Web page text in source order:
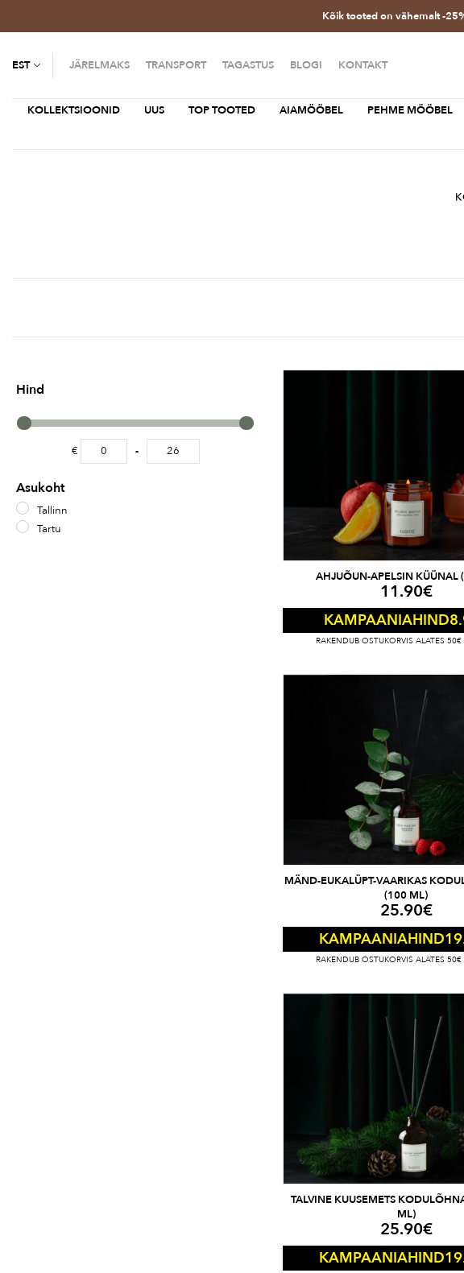
Kõik tooted on vähemalt -
EST JÄRELMAKS TRANSPORT TAGASTUS BLOGI KONTAKT
KOLLEKTSIOONID UUS TOP TOOTED AIAMÖÖBEL PEHME MÖÖBEL
Hind
€
Minimum Price
-
Maximum Price
Asukoht
Tallinn
Tartu
AHJUÕUN-APELSIN KÜÜNAL
11.90€
KAMPAANIAHIND
RAKENDUB OSTUKORVIS ALATES
MÄND-EUKALÜPT-VAARIKAS
(100 ML)
25.90€
KAMPAANIAHIND
RAKENDUB OSTUKORVIS ALATES
TALVINE KUUSEMETS
ML)
25.90€
KAMPAANIAHIND